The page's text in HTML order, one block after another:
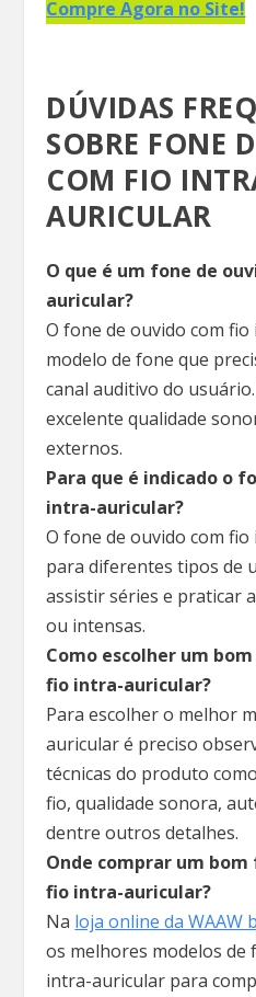
Compre Agora no Site!
DÚVIDAS
SOBRE FONE
COM FIO
AURICULAR
O que é um fone de
auricular?
O fone de ouvido com
modelo de fone que
canal auditivo do
excelente qualidade
externos.
Para que é indicado o
intra-auricular?
O fone de ouvido com
para diferentes tipos de
assistir séries e praticar
ou intensas.
Como escolher um
fio intra-auricular?
Para escolher o melhor
auricular é preciso
técnicas do produto
fio, qualidade sonora,
dentre outros detalhes.
Onde comprar um
fio intra-auricular?
Na loja online da WAAW
os melhores modelos de
intra-auricular para